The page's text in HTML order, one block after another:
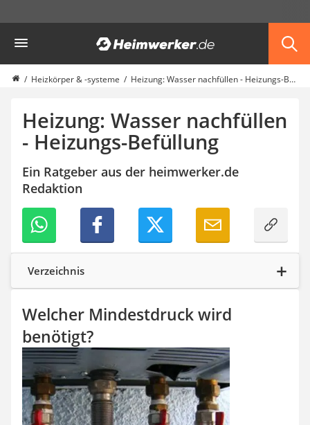
Haus & Bau
Außenleuchte mit Kamera
Ozongenerator
Smart-Home-Rauchmelder
Schlüsseltresor
Überwachungskameras außen
Reizstromgerät
Infrarot-Thermometer
GPS-Tracker
Heizkissen
Digitale Zeitschaltuhr
Paketbriefkasten
Fensterkontaktschalter
Hygrometer
Aluleiter
Tiefengrund
LED-Beamer
Video-Türsprechanlage
Heizkörper & -systeme Heizung: Wasser nachfüllen - Heizungs-Befüllung
Heizung: Wasser nachfüllen
- Heizungs-Befüllung
Ein Ratgeber aus der heimwerker.de
Redaktion
Verzeichnis
Welcher Mindestdruck wird
benötigt?